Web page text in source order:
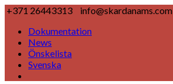
+371 26443313
info@skardanams.com
Dokumentation
News
Önskelista
Svenska